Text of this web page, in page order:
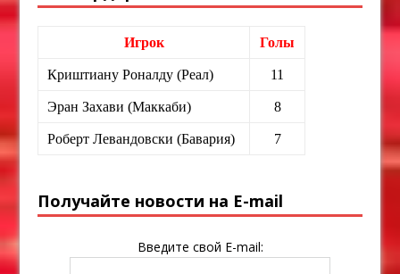
Игрок Голы
Криштиану Роналду (Реал) 11
Эран Захави (Маккаби) 8
Роберт Левандовски (Бавария) 7
Получайте новости на E-mail
Введите свой E-mail: